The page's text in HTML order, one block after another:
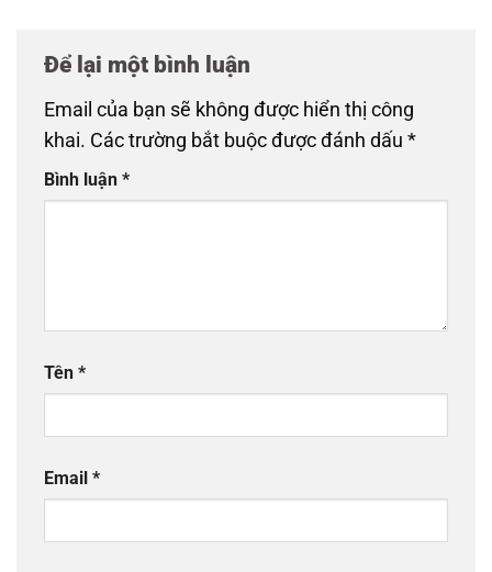
Để lại một bình luận
Email của bạn sẽ không được hiển thị công
khai. Các trường bắt buộc được đánh dấu *
Bình luận *
Tên *
Email *